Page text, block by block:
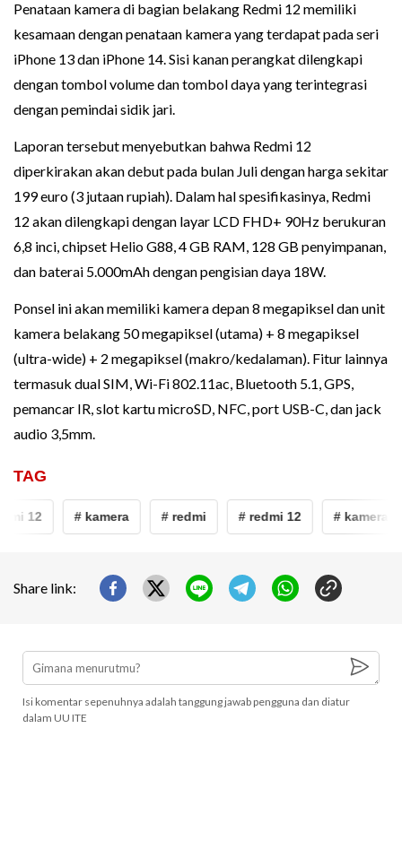
Penataan kamera di bagian belakang Redmi 12 memiliki
kesamaan dengan penataan kamera yang terdapat pada seri
iPhone 13 dan iPhone 14. Sisi kanan perangkat dilengkapi
dengan tombol volume dan tombol daya yang terintegrasi
dengan pemindai sidik jari.
Laporan tersebut menyebutkan bahwa Redmi 12
diperkirakan akan debut pada bulan Juli dengan harga sekitar
199 euro (3 jutaan rupiah). Dalam hal spesifikasinya, Redmi
12 akan dilengkapi dengan layar LCD FHD+ 90Hz berukuran
6,8 inci, chipset Helio G88, 4 GB RAM, 128 GB penyimpanan,
dan baterai 5.000mAh dengan pengisian daya 18W.
Ponsel ini akan memiliki kamera depan 8 megapiksel dan unit
kamera belakang 50 megapiksel (utama) + 8 megapiksel
(ultra-wide) + 2 megapiksel (makro/kedalaman). Fitur lainnya
termasuk dual SIM, Wi-Fi 802.11ac, Bluetooth 5.1, GPS,
pemancar IR, slot kartu microSD, NFC, port USB-C, dan jack
audio 3,5mm.
TAG
12 # kamera # redmi # redmi 12 # kamera
Share link:
Isi komentar sepenuhnya adalah tanggung jawab pengguna dan diatur
dalam UU ITE